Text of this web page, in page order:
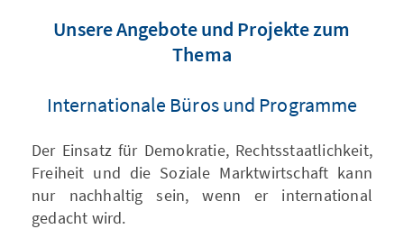
Unsere Angebote und Projekte zum
Thema
Internationale Büros und Programme
Der Einsatz für Demokratie, Rechtsstaatlichkeit,
Freiheit und die Soziale Marktwirtschaft kann
nur nachhaltig sein, wenn er international
gedacht wird.